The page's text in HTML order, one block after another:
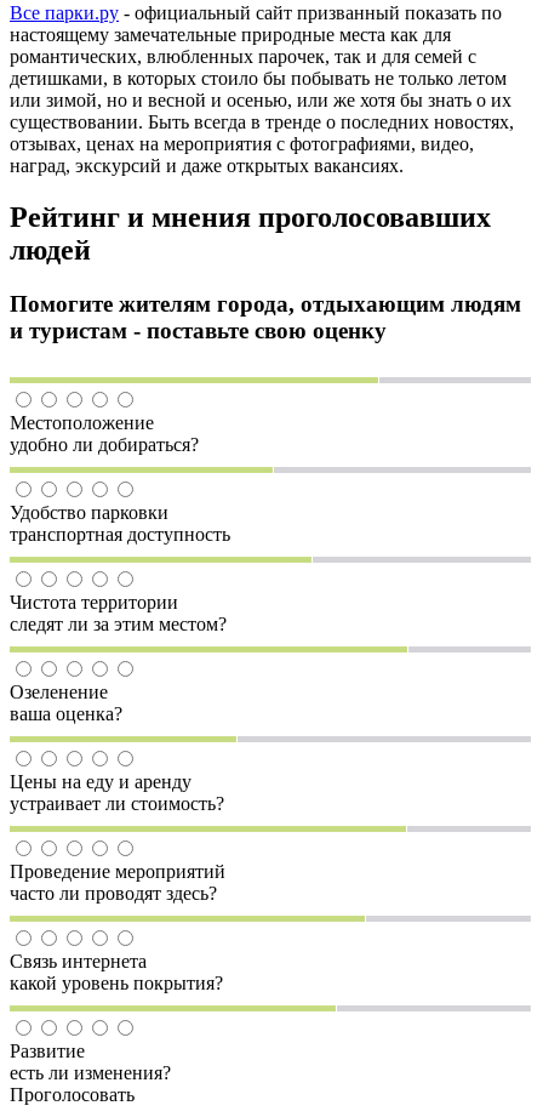
Все парки.ру - официальный сайт призванный показать по
настоящему замечательные природные места как для
романтических, влюбленных парочек, так и для семей с
детишками, в которых стоило бы побывать не только летом
или зимой, но и весной и осенью, или же хотя бы знать о их
существовании. Быть всегда в тренде о последних новостях,
отзывах, ценах на мероприятия с фотографиями, видео,
наград, экскурсий и даже открытых вакансиях.
Рейтинг и мнения проголосовавших
людей
Помогите жителям города, отдыхающим людям
и туристам - поставьте свою оценку
Местоположение
удобно ли добираться?
Удобство парковки
транспортная доступность
Чистота территории
следят ли за этим местом?
Озеленение
ваша оценка?
Цены на еду и аренду
устраивает ли стоимость?
Проведение мероприятий
часто ли проводят здесь?
Связь интернета
какой уровень покрытия?
Развитие
есть ли изменения?
Проголосовать